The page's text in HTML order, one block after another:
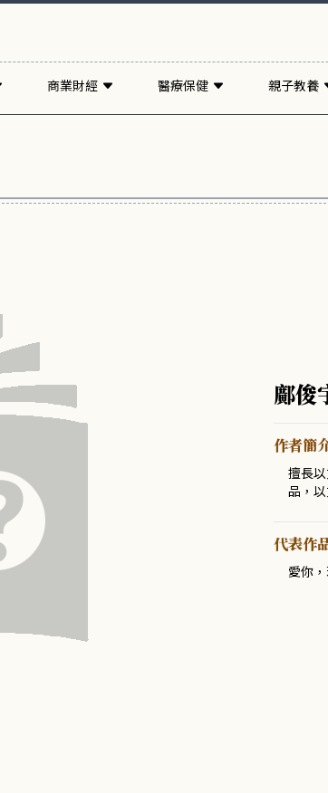
商業財經 醫療保健 親子教養
鄺俊
作者簡
擅長
品，
代表作
愛你